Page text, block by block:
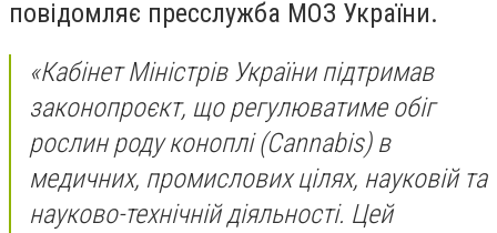
повідомляє пресслужба МОЗ України.
«Кабінет Міністрів України підтримав
законопроєкт, що регулюватиме обіг
рослин роду коноплі (Cannabis) в
медичних, промислових цілях, науковій та
науково-технічній діяльності. Цей